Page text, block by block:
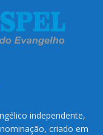
independente,
criado em